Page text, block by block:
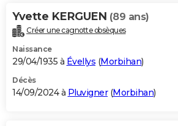
Yvette KERGUEN (89 ans)
Créer une cagnotte obsèques
Naissance
29/04/1935 à Évellys (Morbihan)
Décès
14/09/2024 à Pluvigner(Morbihan)